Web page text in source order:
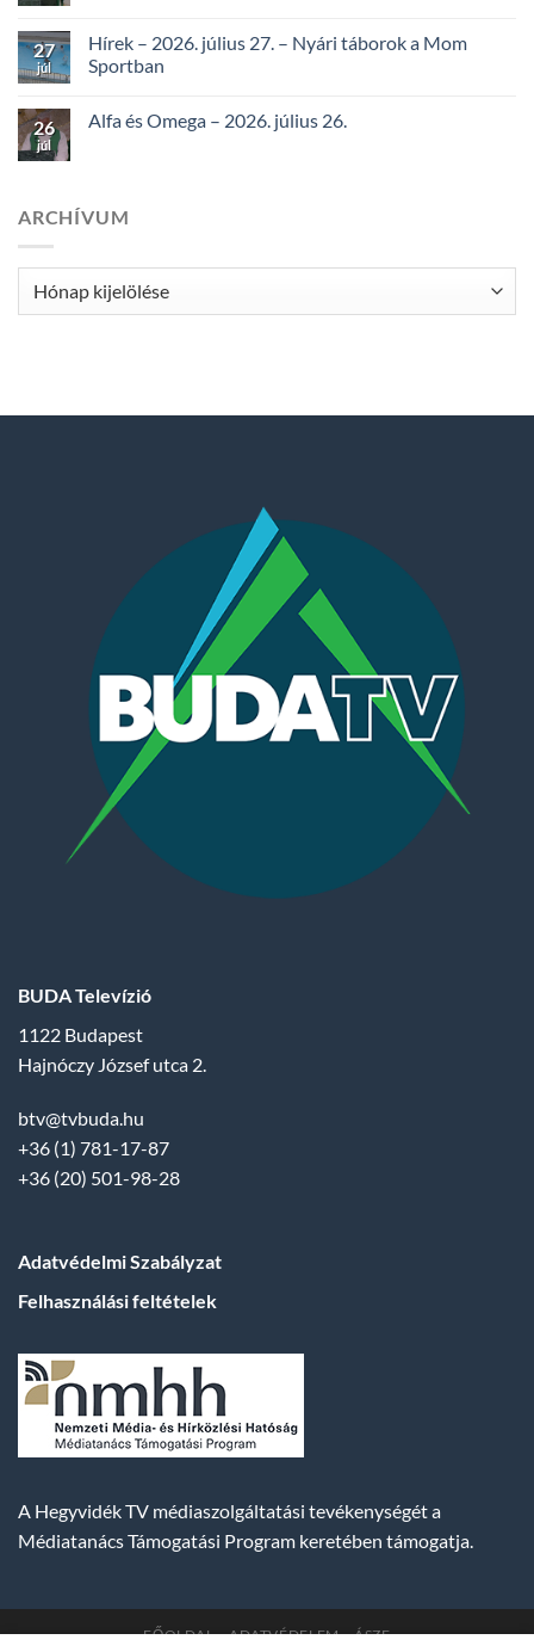
27
júl
Hírek – 2026. július 27. – Nyári táborok a Mom
Sportban
26
júl
Alfa és Omega – 2026. július 26.
ARCHÍVUM
Archívum
BUDA Televízió
1122 Budapest
Hajnóczy József utca 2.
btv@tvbuda.hu
+36 (1) 781-17-87
+36 (20) 501-98-28
Adatvédelmi Szabályzat
Felhasználási feltételek
A Hegyvidék TV médiaszolgáltatási tevékenységét a
Médiatanács Támogatási Program keretében támogatja.
FŐOLDAL ADATVÉDELEM ÁSZF